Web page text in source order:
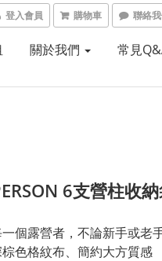
登入會員 購物車 聯絡
關於我們 常見
6支營柱收
一個露營者，不論新手或老
棕色格紋布、簡約大方質感